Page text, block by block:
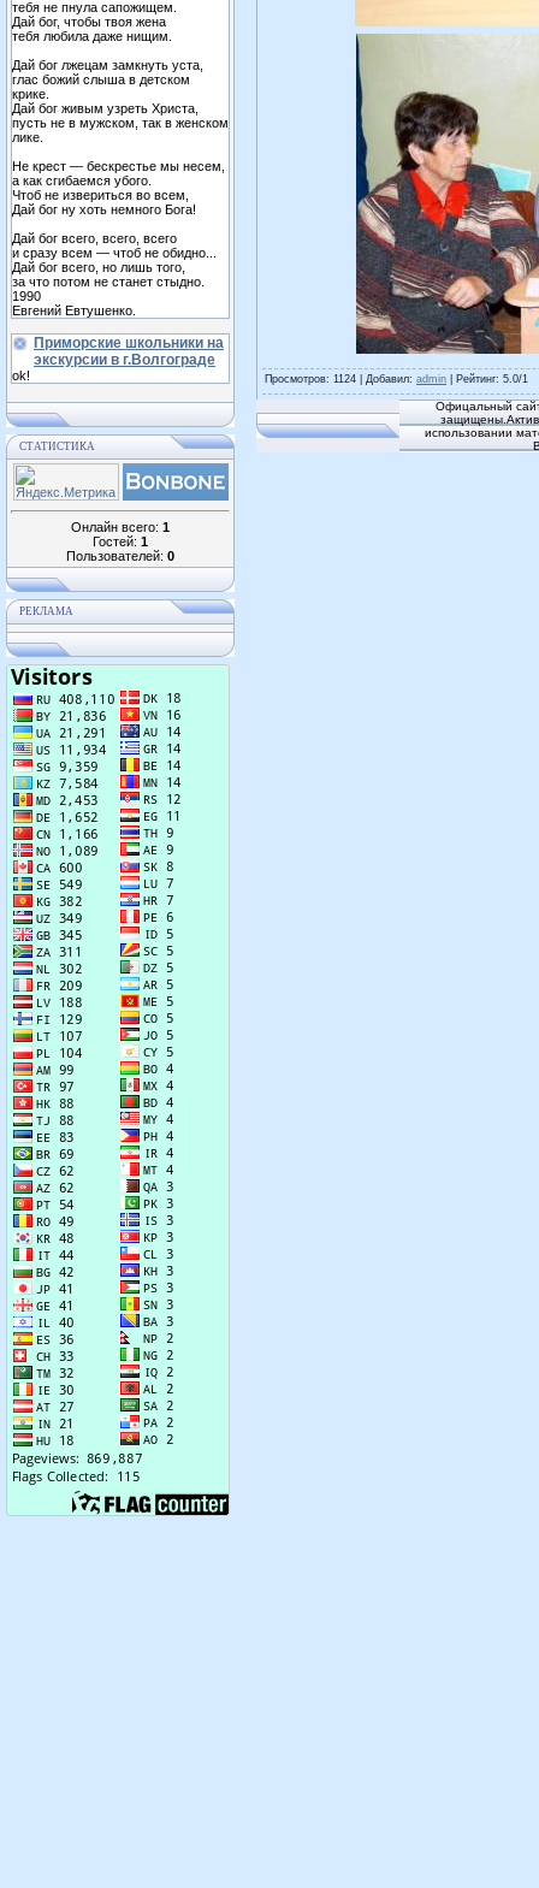
тебя не пнула сапожищем.
Дай бог, чтобы твоя жена
тебя любила даже нищим.
Дай бог лжецам замкнуть уста,
глас божий слыша в детском
крике.
Дай бог живым узреть Христа,
пусть не в мужском, так в женском
лике.
Не крест — бескрестье мы несем,
а как сгибаемся убого.
Чтоб не извериться во всем,
Дай бог ну хоть немного Бога!
Дай бог всего, всего, всего
и сразу всем — чтоб не обидно...
Дай бог всего, но лишь того,
за что потом не станет стыдно.
1990
Евгений Евтушенко.
Приморские школьники на
экскурсии в г.Волгограде
ok!
СТАТИСТИКА
Онлайн всего: 1
Гостей: 1
Пользователей: 0
РЕКЛАМА
Просмотров: 1124 | Добавил: admin Рейтинг: 5.0/1
Офицальный
использовании